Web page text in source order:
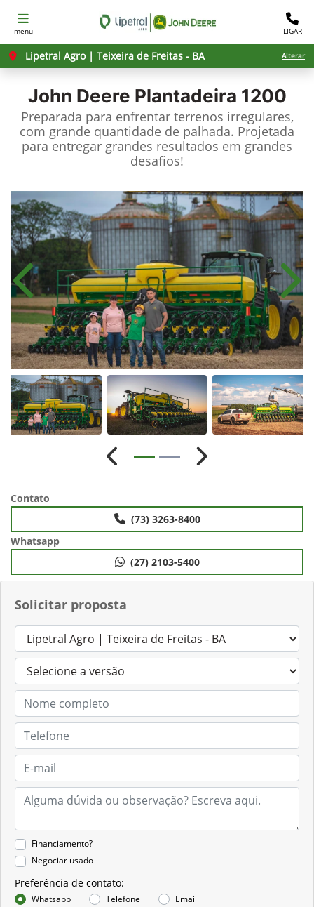
menu LIGAR
Lipetral Agro | Teixeira de Freitas - BA Alterar
John Deere Plantadeira 1200
Preparada para enfrentar terrenos irregulares,
com grande quantidade de palhada. Projetada
para entregar grandes resultados em grandes
desafios!​
Solicitar proposta
Financiamento?
Negociar usado
Preferência de contato:
Whatsapp Telefone Email
Anterior
Anterior Próximo
Contato
(73) 3263-8400
Whatsapp
(27) 2103-5400